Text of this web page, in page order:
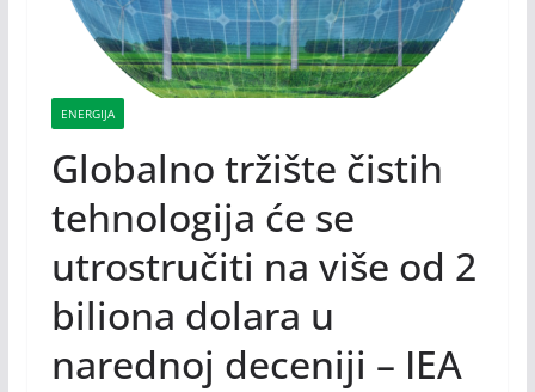
ENERGIJA
Globalno tržište čistih
tehnologija će se
utrostručiti na više od 2
biliona dolara u
narednoj deceniji – IEA